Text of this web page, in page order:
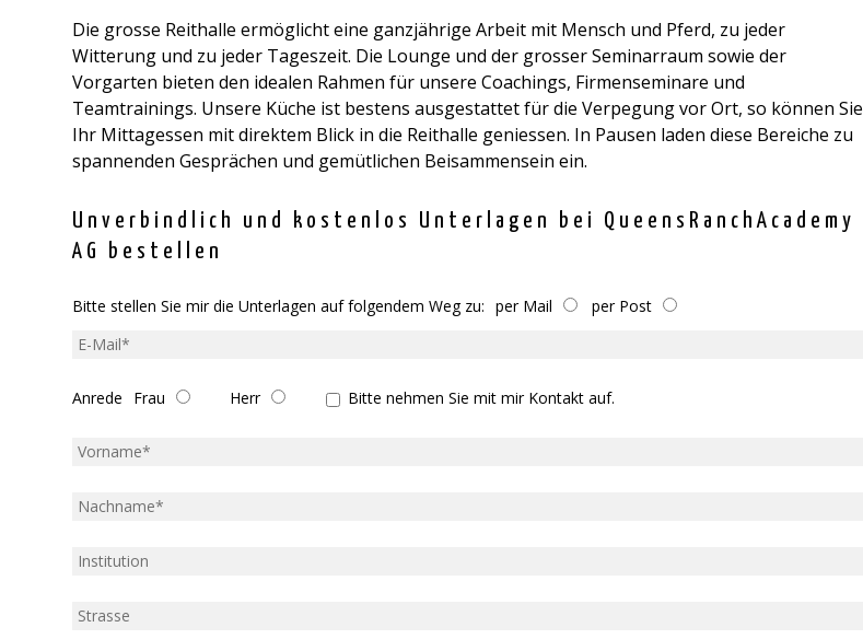
Die grosse Reithalle ermöglicht eine ganzjährige Arbeit mit Mensch und Pferd, zu jeder
Witterung und zu jeder Tageszeit. Die Lounge und der grosser Seminarraum sowie der
Vorgarten bieten den idealen Rahmen für unsere Coachings, Firmenseminare und
Teamtrainings. Unsere Küche ist bestens ausgestattet für die Verpflegung vor Ort, so können Sie
Ihr Mittagessen mit direktem Blick in die Reithalle geniessen. In Pausen laden diese Bereiche zu
spannenden Gesprächen und gemütlichen Beisammensein ein.
Unverbindlich und kostenlos Unterlagen bei QueensRanchAcademy
AG bestellen
Bitte stellen Sie mir die Unterlagen auf folgendem Weg zu: per Mail
per Post
E-
*
Anrede Frau Herr
Kontakt
Bitte nehmen Sie mit mir Kontakt auf.
Vorname
Name
Institution
Strasse